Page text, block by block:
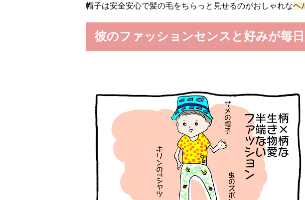
帽子は安全安心で髪の毛をちらっと見せるのがおしゃれなヘ
彼のファッションセンスと好みが毎